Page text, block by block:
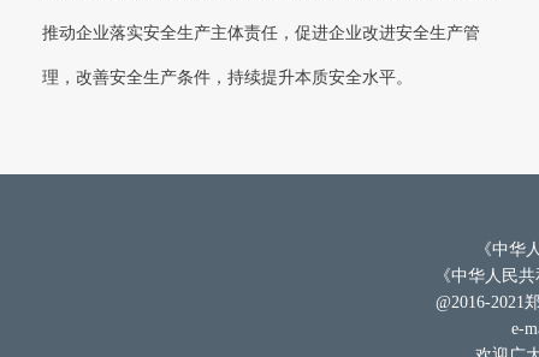
推动企业落实安全生产主体责任，促进企业改进安全生产管
理，改善安全生产条件，持续提升本质安全水平。
《中华
《中华人民
@2016-2021
e-